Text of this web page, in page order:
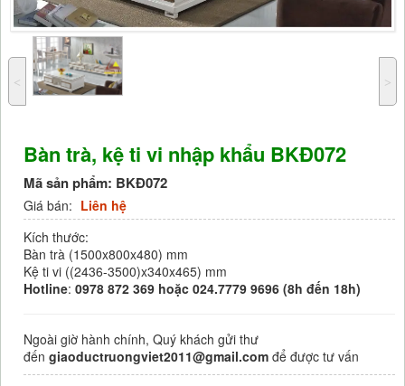
˂ ˃
Bàn trà, kệ ti vi nhập khẩu BKĐ072
Mã sản phẩm: BKĐ072
Giá bán: Liên hệ
Kích thước:
Bàn trà (1500x800x480) mm
Kệ ti vi ((2436-3500)x340x465) mm
Hotline: 0978 872 369 hoặc 024.7779 9696 (8h đến 18h)
Ngoài giờ hành chính, Quý khách gửi thư
đến giaoductruongviet2011@gmail.com để được tư vấn